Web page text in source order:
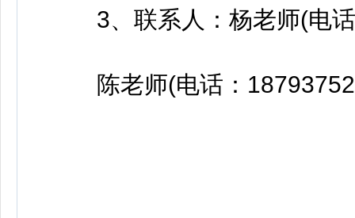
3、联系人：杨老师(电话
陈老师(电话：